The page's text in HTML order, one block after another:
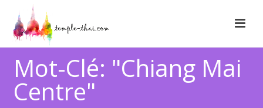
Mot-Clé: "Chiang Mai
Centre"